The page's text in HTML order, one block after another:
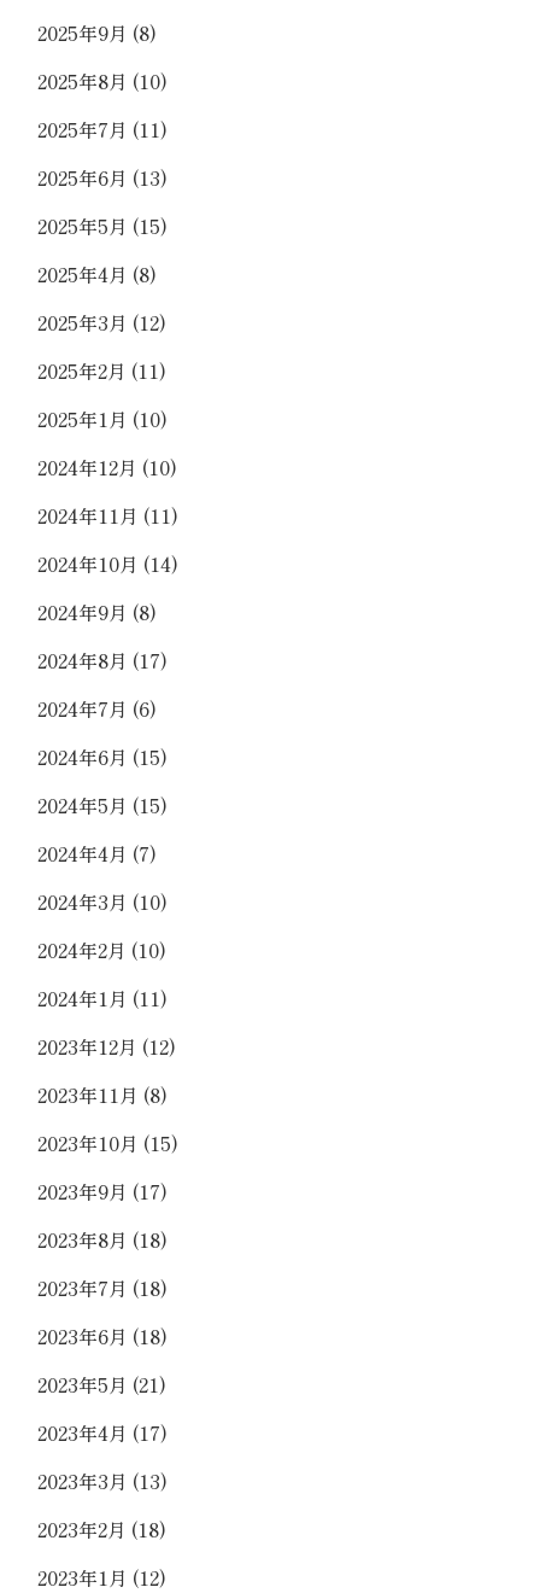
2025年9月 (8)
2025年8月 (10)
2025年7月 (11)
2025年6月 (13)
2025年5月 (15)
2025年4月 (8)
2025年3月 (12)
2025年2月 (11)
2025年1月 (10)
2024年12月 (10)
2024年11月 (11)
2024年10月 (14)
2024年9月 (8)
2024年8月 (17)
2024年7月 (6)
2024年6月 (15)
2024年5月 (15)
2024年4月 (7)
2024年3月 (10)
2024年2月 (10)
2024年1月 (11)
2023年12月 (12)
2023年11月 (8)
2023年10月 (15)
2023年9月 (17)
2023年8月 (18)
2023年7月 (18)
2023年6月 (18)
2023年5月 (21)
2023年4月 (17)
2023年3月 (13)
2023年2月 (18)
2023年1月 (12)